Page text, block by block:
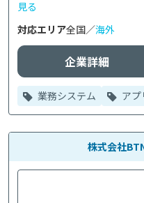
見る
対応エリア全国／海外
企業詳細
業務システム ア
株式会社